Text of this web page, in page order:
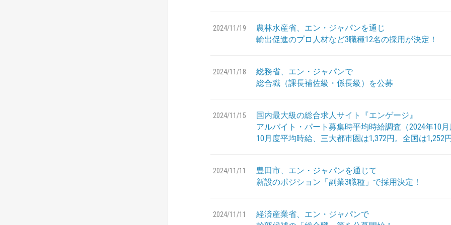
2024/11/19
農林水産省、エン・ジャパンを通じ
輸出促進のプロ人材など3職種12名の採用が決定！
2024/11/18
総務省、エン・ジャパンで
総合職（課長補佐級・係長級）を公募
2024/11/15
国内最大級の総合求人サイト『エンゲージ』
アルバイト・パート募集時平均時給調査（2024年10
10月度平均時給、三大都市圏は1,372円。全国は1,252
2024/11/11
豊田市、エン・ジャパンを通じて
新設のポジション「副業3職種」で採用決定！
2024/11/11
経済産業省、エン・ジャパンで